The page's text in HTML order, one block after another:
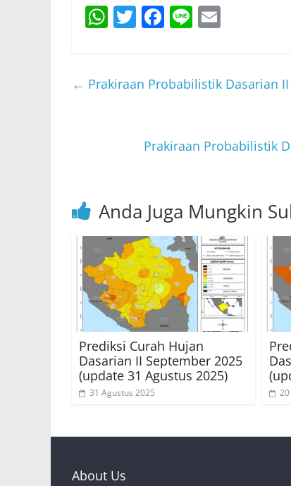
W
s
T
er
F
e
o
Li
l
← Prakiraan Probabilistik Dasarian
Prakiraan Probabilistik
Anda Juga Mungkin
Prediksi Curah Hujan
Dasarian II September 2025
(update 31 Agustus 2025)
31 Agustus 2025
About Us